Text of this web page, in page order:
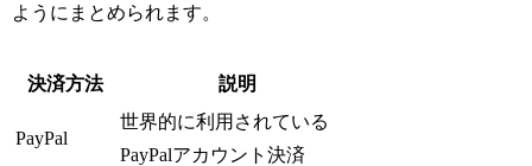
ようにまとめられます。
決済方法 説明
PayPal
世界的に利用されている
PayPalアカウント決済